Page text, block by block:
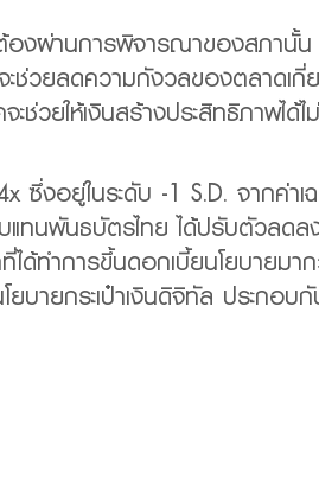
งผ่านการพิจารณาของสภานั้น
วยลดความกังวลของตลาดเกี่
วยให้เงินสร้างประสิทธิภาพได้ไ
ซึ่งอยู่ในระดับ -1 S.D. จากค่
แทนพันธบัตรไทย ได้ปรับตัวลด
ด้ทำการขึ้นดอกเบี้ยนโยบายม
โยบายกระเป๋าเงินดิจิทัล ประ